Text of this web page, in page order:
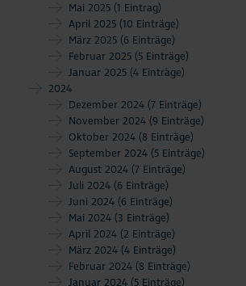
Mai 2025 (1 Eintrag)
April 2025 (10 Einträge)
März 2025 (6 Einträge)
Februar 2025 (5 Einträge)
Januar 2025 (4 Einträge)
2024
Dezember 2024 (7 Einträge)
November 2024 (9 Einträge)
Oktober 2024 (8 Einträge)
September 2024 (5 Einträge)
August 2024 (7 Einträge)
Juli 2024 (6 Einträge)
Juni 2024 (6 Einträge)
Mai 2024 (3 Einträge)
April 2024 (2 Einträge)
März 2024 (4 Einträge)
Februar 2024 (8 Einträge)
Januar 2024 (5 Einträge)